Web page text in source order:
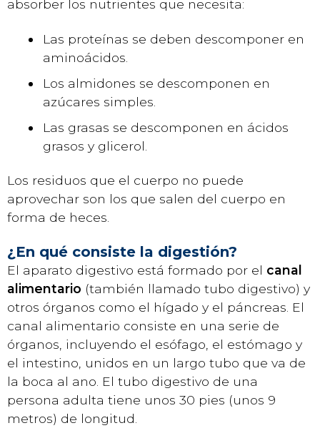
absorber los nutrientes que necesita:
Las proteínas se deben descomponer en
aminoácidos.
Los almidones se descomponen en
azúcares simples.
Las grasas se descomponen en ácidos
grasos y glicerol.
Los residuos que el cuerpo no puede
aprovechar son los que salen del cuerpo en
forma de heces.
¿En qué consiste la digestión?
El aparato digestivo está formado por el canal
alimentario (también llamado tubo digestivo) y
otros órganos como el hígado y el páncreas. El
canal alimentario consiste en una serie de
órganos, incluyendo el esófago, el estómago y
el intestino, unidos en un largo tubo que va de
la boca al ano. El tubo digestivo de una
persona adulta tiene unos 30 pies (unos 9
metros) de longitud.